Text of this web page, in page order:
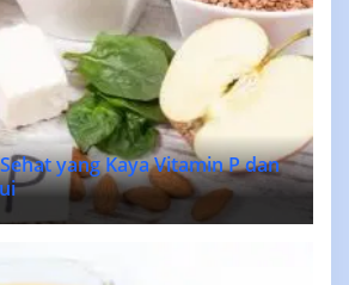
yang Kaya Vitamin P dan